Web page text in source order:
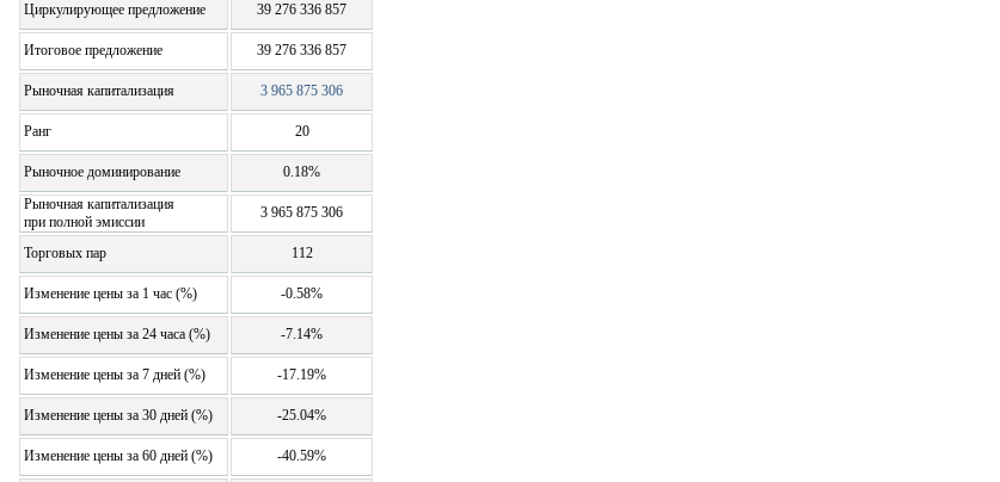
Циркулирующее предложение 39 276 336 857
Итоговое предложение 39 276 336 857
Рыночная капитализация 3 965 875 306
Ранг 20
Рыночное доминирование
0.18%
Рыночная капитализация
при полной эмиссии
3 965 875 306
Торговых пар 112
Изменение цены за 1 час (%) -0.58%
Изменение цены за 24 часа (%) -7.14%
Изменение цены за 7 дней (%) -17.19%
Изменение цены за 30 дней (%) -25.04%
Изменение цены за 60 дней (%) -40.59%